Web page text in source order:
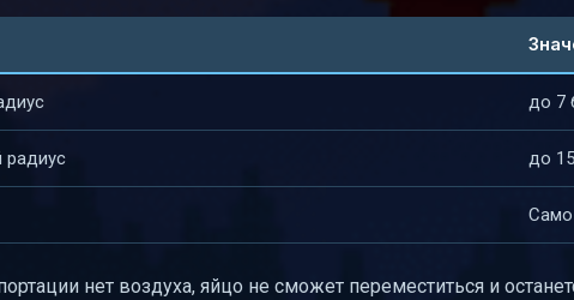
до 7
радиус до
нет воздуха, яйцо не сможет переместиться и